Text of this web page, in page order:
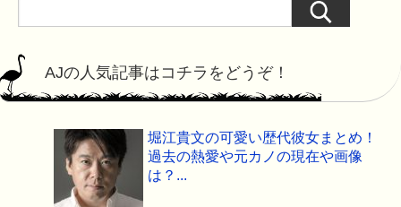
AJの人気記事はコチラをどうぞ！
堀江貴文の可愛い歴代彼女まとめ！
過去の熱愛や元カノの現在や画像
は？...